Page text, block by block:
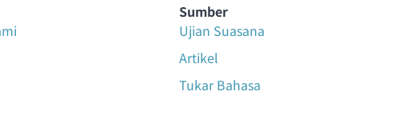
Sumber
Ujian Suasana
Artikel
Tukar Bahasa